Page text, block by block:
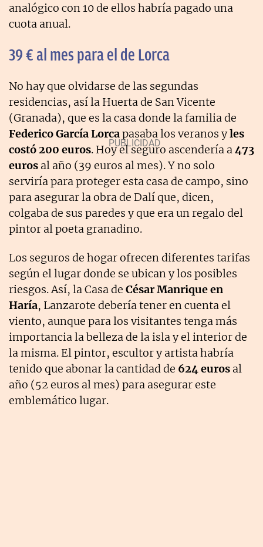
analógico con 10 de ellos habría pagado una
cuota anual.
39 € al mes para el de Lorca
No hay que olvidarse de las segundas
residencias, así la Huerta de San Vicente
(Granada), que es la casa donde la familia de
Federico García Lorcapasaba los veranos yles
costó 200 euros. Hoy el seguro ascendería a473
euros al año (39 euros al mes). Y no solo
serviría para proteger esta casa de campo, sino
para asegurar la obra de Dalí que, dicen,
colgaba de sus paredes y que era un regalo del
pintor al poeta granadino.
Los seguros de hogar ofrecen diferentes tarifas
según el lugar donde se ubican y los posibles
riesgos. Así, la Casa de César Manrique en
Haría, Lanzarote debería tener en cuenta el
viento, aunque para los visitantes tenga más
importancia la belleza de la isla y el interior de
la misma. El pintor, escultor y artista habría
tenido que abonar la cantidad de 624 euros al
año (52 euros al mes) para asegurar este
emblemático lugar.